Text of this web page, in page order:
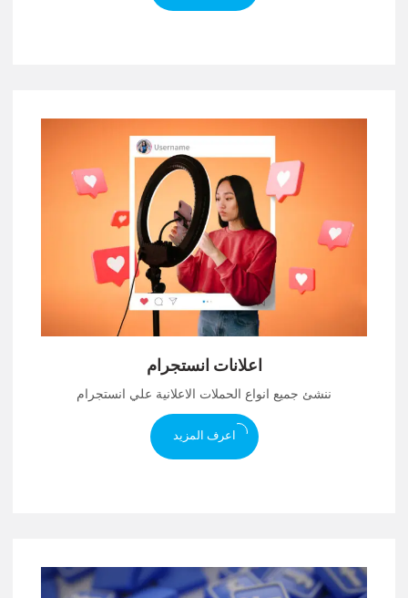
اعلانات انستجرام
ننشئ جميع انواع الحملات الاعلانية علي انستجرام
اعرف المزيد